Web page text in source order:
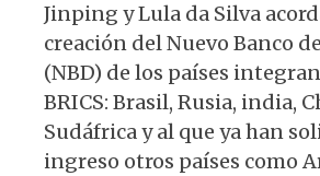
Jinping y Lula da Silva
creación del Nuevo Banco
(NBD) de los países
BRICS: Brasil, Rusia, india,
Sudáfrica y al que ya han
ingreso otros países como